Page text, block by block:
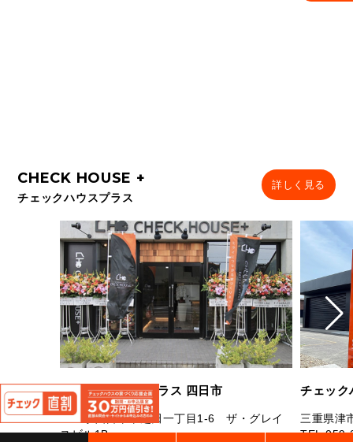
チェックハウスプラス
詳しく見る
チェックハウスプラス 四日市
三重県四日市市芝田一丁目1-6 ザ・グレイ
スビル1B
チェック
三重県津
TEL.059-